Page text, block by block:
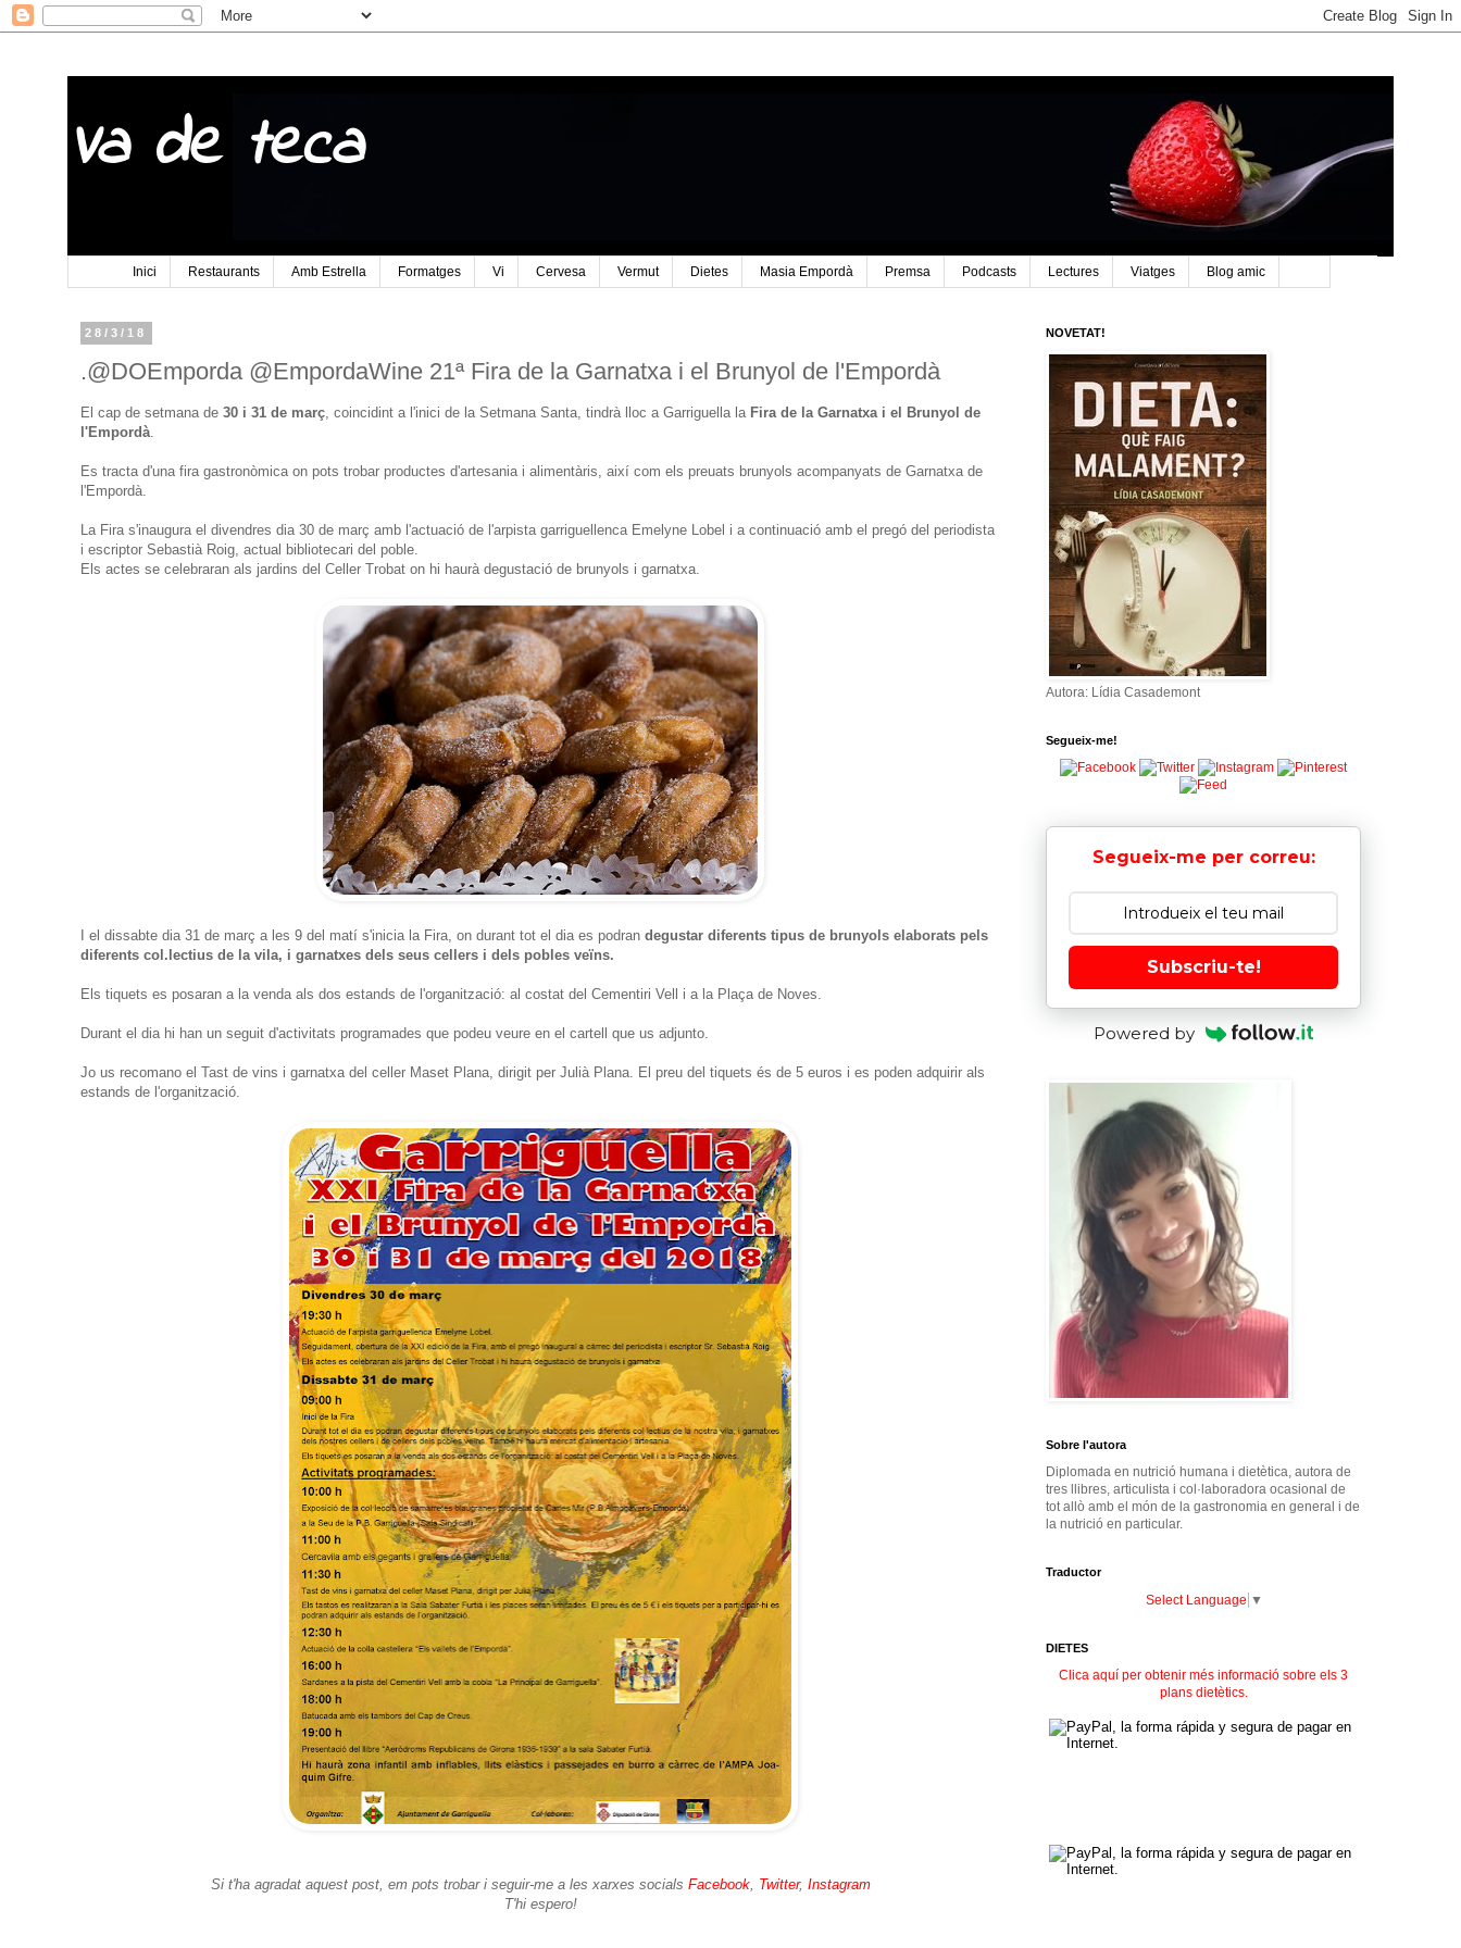
Va de teca
Inici Restaurants Amb Estrella Formatges Vi Cervesa Vermut Dietes Masia Empordà Premsa Podcasts Lectures Viatges Blog amic
28/3/18
.@DOEmporda @EmpordaWine 21ª Fira de la Garnatxa i el Brunyol de l'Empordà
El cap de setmana de 30 i 31 de març, coincidint a l'inici de la Setmana Santa, tindrà lloc a Garriguella la Fira de la Garnatxa i el Brunyol de
l'Empordà.
Es tracta d'una fira gastronòmica on pots trobar productes d'artesania i alimentàris, així com els preuats brunyols acompanyats de Garnatxa de
l'Empordà.
La Fira s'inaugura el divendres dia 30 de març amb l'actuació de l'arpista garriguellenca Emelyne Lobel i a continuació amb el pregó del periodista
i escriptor Sebastià Roig, actual bibliotecari del poble.
Els actes se celebraran als jardins del Celler Trobat on hi haurà degustació de brunyols i garnatxa.
I el dissabte dia 31 de març a les 9 del matí s'inicia la Fira, on durant tot el dia es podran degustar diferents tipus de brunyols elaborats pels
diferents col.lectius de la vila, i garnatxes dels seus cellers i dels pobles veïns.
Els tiquets es posaran a la venda als dos estands de l'organització: al costat del Cementiri Vell i a la Plaça de Noves.
Durant el dia hi han un seguit d'activitats programades que podeu veure en el cartell que us adjunto.
Jo us recomano el Tast de vins i garnatxa del celler Maset Plana, dirigit per Julià Plana. El preu del tiquets és de 5 euros i es poden adquirir als
estands de l'organització.
Si t'ha agradat aquest post, em pots trobar i seguir-me a les xarxes socials Facebook, Twitter, Instagram
T'hi espero!
NOVETAT!
Autora: Lídia Casademont
Segueix-me!
Segueix-me per correu:
Subscriu-te!
Powered by
Sobre l'autora
Diplomada en nutrició humana i dietètica, autora de
tres llibres, articulista i col·laboradora ocasional de
tot allò amb el món de la gastronomia en general i de
la nutrició en particular.
Traductor
Select Language ▼
DIETES
Clica aquí per obtenir més informació sobre els 3
plans dietètics.